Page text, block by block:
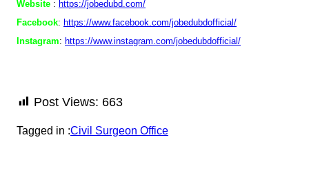
Website : https://jobedubd.com/
Facebook: https://www.facebook.com/jobedubdofficial/
Instagram: https://www.instagram.com/jobedubdofficial/
Post Views: 663
Tagged in :Civil Surgeon Office